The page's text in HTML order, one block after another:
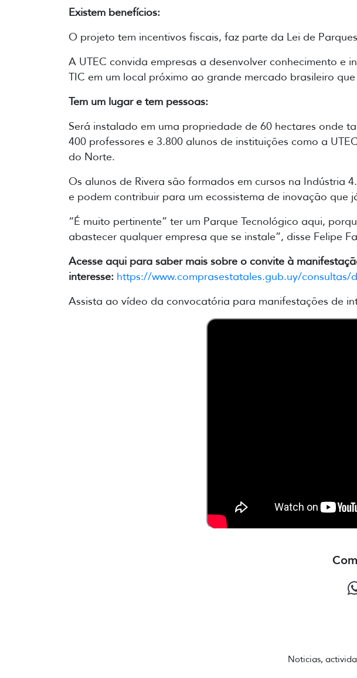
Existem benefícios:
O projeto tem incentivos fiscais, faz parte da Lei de
A UTEC convida empresas a desenvolver conhecimento
TIC em um local próximo ao grande mercado brasileiro
Tem um lugar e tem pessoas:
Será instalado em uma propriedade de 60 hectares onde
400 professores e 3.800 alunos de instituições como a
do Norte.
Os alunos de Rivera são formados em cursos na Indústria
e podem contribuir para um ecossistema de inovação que
“É muito pertinente” ter um Parque Tecnológico aqui,
abastecer qualquer empresa que se instale”, disse Felipe
Acesse aqui para saber mais sobre o convite à
interesse: https://www.comprasestatales.gub.uy/
Assista ao vídeo da convocatória para manifestações de
Noticias,